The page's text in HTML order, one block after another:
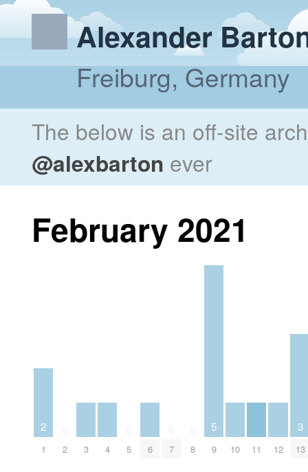
Alexander
Freiburg, Germany
The below is an off-site
@alexbarton ever
February 2021
2
1 2 3 4 5 6 7 8
5
9 10 11 12
3
13